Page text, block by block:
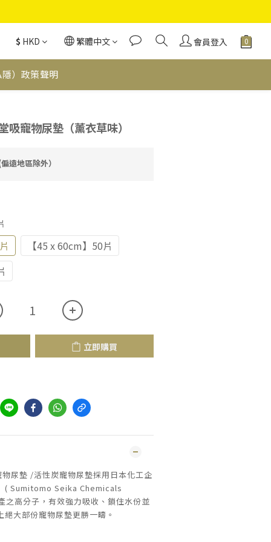
$ HKD 繁體中文 會員登入
）政策聲明
寵物尿墊（薰衣草味）
遠地區除外）
【45 x 60cm】50片
立即購買
尿墊 /活性炭寵物尿墊採用日本化工企
Sumitomo Seika Chemicals
高分子，有效強力吸收、鎖住水份並
大部份寵物尿墊更勝一疇。